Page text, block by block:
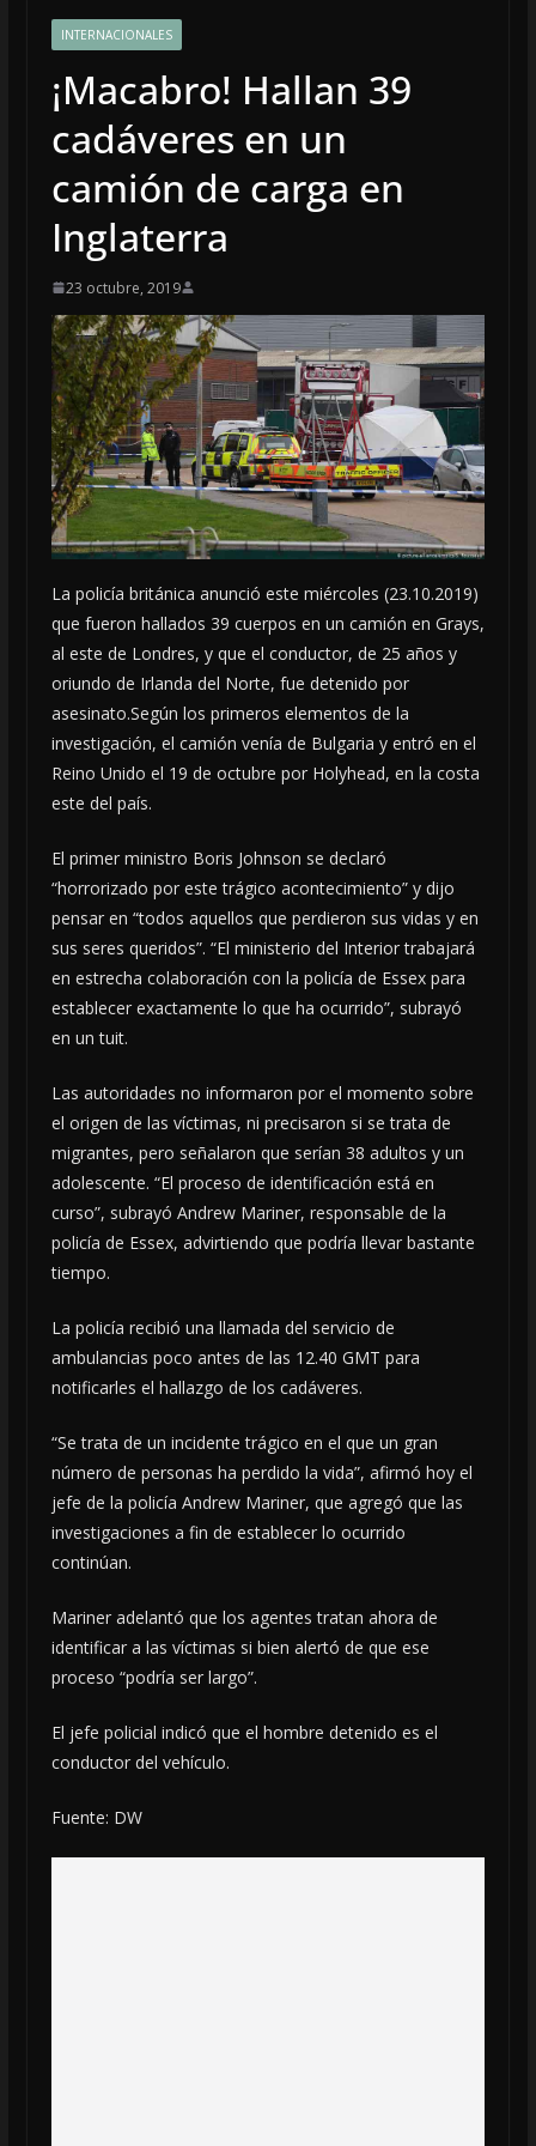
INTERNACIONALES
¡Macabro! Hallan 39
cadáveres en un
camión de carga en
Inglaterra
23 octubre, 2019
La policía británica anunció este miércoles (23.10.2019)
que fueron hallados 39 cuerpos en un camión en Grays,
al este de Londres, y que el conductor, de 25 años y
oriundo de Irlanda del Norte, fue detenido por
asesinato.Según los primeros elementos de la
investigación, el camión venía de Bulgaria y entró en el
Reino Unido el 19 de octubre por Holyhead, en la costa
este del país.
El primer ministro Boris Johnson se declaró
“horrorizado por este trágico acontecimiento” y dijo
pensar en “todos aquellos que perdieron sus vidas y en
sus seres queridos”. “El ministerio del Interior trabajará
en estrecha colaboración con la policía de Essex para
establecer exactamente lo que ha ocurrido”, subrayó
en un tuit.
Las autoridades no informaron por el momento sobre
el origen de las víctimas, ni precisaron si se trata de
migrantes, pero señalaron que serían 38 adultos y un
adolescente. “El proceso de identificación está en
curso”, subrayó Andrew Mariner, responsable de la
policía de Essex, advirtiendo que podría llevar bastante
tiempo.
La policía recibió una llamada del servicio de
ambulancias poco antes de las 12.40 GMT para
notificarles el hallazgo de los cadáveres.
“Se trata de un incidente trágico en el que un gran
número de personas ha perdido la vida”, afirmó hoy el
jefe de la policía Andrew Mariner, que agregó que las
investigaciones a fin de establecer lo ocurrido
continúan.
Mariner adelantó que los agentes tratan ahora de
identificar a las víctimas si bien alertó de que ese
proceso “podría ser largo”.
El jefe policial indicó que el hombre detenido es el
conductor del vehículo.
Fuente: DW